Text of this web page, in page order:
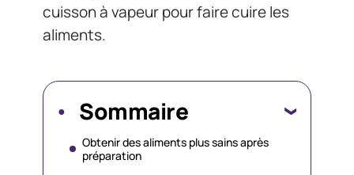
cuisson à vapeur pour faire cuire les
aliments.
Sommaire
Obtenir des aliments plus sains après
préparation